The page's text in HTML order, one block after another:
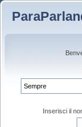
Inserisci il